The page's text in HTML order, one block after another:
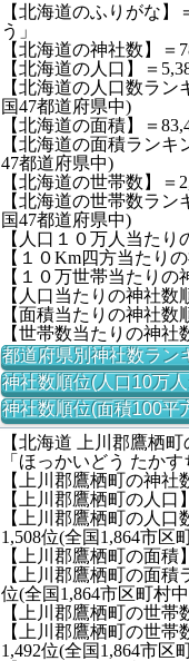
【北海道のふりがな】
う」
【北海道の神社数】＝
【北海道の人口】＝
【北海道の人口数ラン
国47都道府県中)
【北海道の面積】＝
【北海道の面積ランキ
47都道府県中)
【北海道の世帯数】＝
【北海道の世帯数ラン
国47都道府県中)
【人口１０万人当たり
【１０Km四方当たり
【１０万世帯当たりの
【人口当たりの神社数
【面積当たりの神社数
【世帯数当たりの神社
都道府県別神社数ラン
神社数順位(人口10万
神社数順位(面積100平
【北海道 上川郡鷹栖
「ほっかいどう たかす
【上川郡鷹栖町の神社
【上川郡鷹栖町の人口
【上川郡鷹栖町の人口
1,508位(全国1,864市区
【上川郡鷹栖町の面積
【上川郡鷹栖町の面積
位(全国1,864市区町村
【上川郡鷹栖町の世帯
【上川郡鷹栖町の世帯
1,492位(全国1,864市区